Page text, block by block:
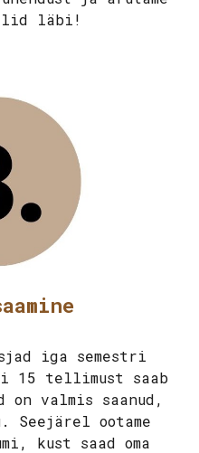
läbi!
iga semestri
15 tellimust saab
valmis saanud,
Seejärel ootame
kust saad oma